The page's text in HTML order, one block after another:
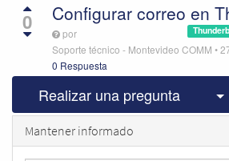
0 Configurar correo en
por
Soporte técnico - Montevideo COMM •
0 Respuesta
Realizar una pregunta
Mantener informado